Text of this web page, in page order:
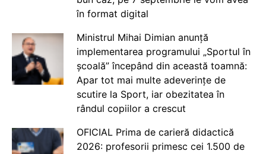
în format digital
Ministrul Mihai Dimian anunță
implementarea programului „Sportul în
școală” începând din această toamnă:
Apar tot mai multe adeverințe de
scutire la Sport, iar obezitatea în
rândul copiilor a crescut
OFICIAL Prima de carieră didactică
2026: profesorii primesc cei 1.500 de